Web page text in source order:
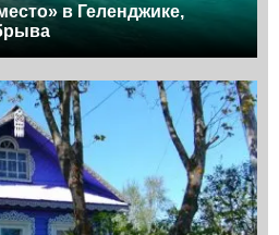
в Геленджике,